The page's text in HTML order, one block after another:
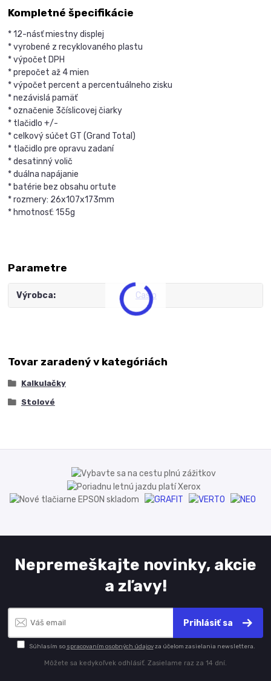
Kompletné špecifikácie
* 12-násť miestny displej
* vyrobené z recyklovaného plastu
* výpočet DPH
* prepočet až 4 mien
* výpočet percent a percentuálneho zisku
* nezávislá pamäť
* označenie 3číslicovej čiarky
* tlačidlo +/-
* celkový súčet GT (Grand Total)
* tlačidlo pre opravu zadaní
* desatinný volič
* duálna napájanie
* batérie bez obsahu ortute
* rozmery: 26x107x173mm
* hmotnosť: 155g
Parametre
Výrobca Casio
Tovar zaradený v kategóriách
Kalkulačky
Stolové
Nepremeškajte novinky, akcie
a zľavy!
Prihlásiť sa
Súhlasím so spracovaním osobných údajovza účelom zasielania newslettera.
Môžete sa kedykoľvek odhlásiť. Zasielame raz za 14 dní.